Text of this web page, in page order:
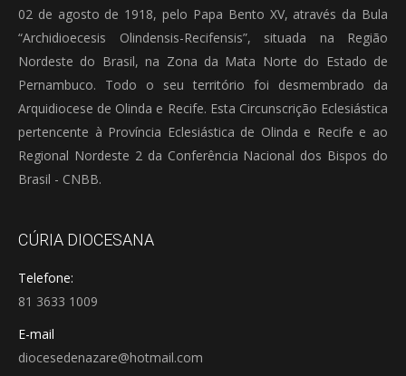
02 de agosto de 1918, pelo Papa Bento XV, através da Bula
“Archidioecesis Olindensis-Recifensis”, situada na Região
Nordeste do Brasil, na Zona da Mata Norte do Estado de
Pernambuco. Todo o seu território foi desmembrado da
Arquidiocese de Olinda e Recife. Esta Circunscrição Eclesiástica
pertencente à Província Eclesiástica de Olinda e Recife e ao
Regional Nordeste 2 da Conferência Nacional dos Bispos do
Brasil - CNBB.
CÚRIA DIOCESANA
Telefone:
81 3633 1009
E-mail
diocesedenazare@hotmail.com